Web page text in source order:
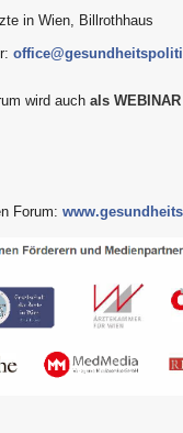
in Wien, Billrothhaus
wird auch als WEBINAR
Forum: